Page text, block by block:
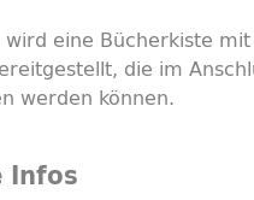
eine Bücherkiste
die im
werden können.
Infos